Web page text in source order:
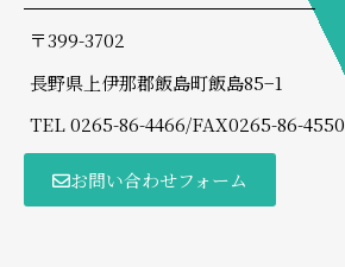
〒399-3702
長野県上伊那郡飯島町飯島85−1
TEL 0265-86-4466/FAX0265-86-4550
お問い合わせフォーム